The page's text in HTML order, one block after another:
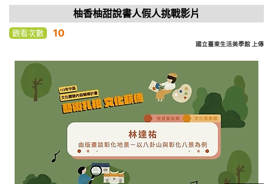
柚香柚甜說書人假人挑戰影片
觀看次數 10
國立臺東生活美學館 上傳